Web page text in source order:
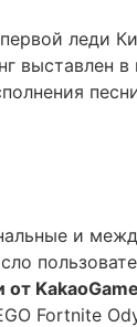
леди
выставлен
и
Fortnite